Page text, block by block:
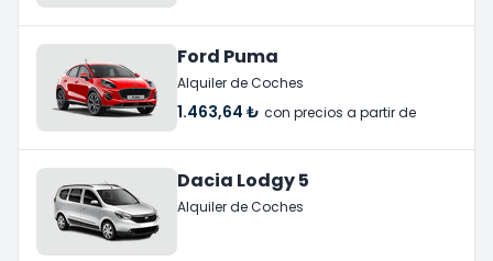
Ford Puma
Alquiler de Coches
1.463,64 ₺ con precios a partir de
Dacia Lodgy 5
Alquiler de Coches